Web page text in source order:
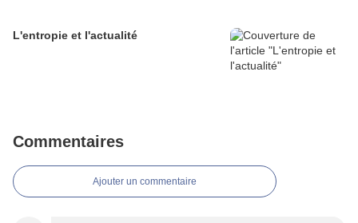
L'entropie et l'actualité
Commentaires
Ajouter un commentaire